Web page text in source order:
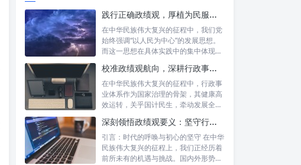
践行正确政绩观，厚植为民服务根基：迈向高质量发展的根本遵循
在中华民族伟大复兴的征程中，我们党
始终强调“以人民为中心”的发展思想。
而这一思想在具体实践中的集中体现，
校准政绩观航向，深耕行政事业本职：新时代高质量发展的双重 imperative
在中华民族伟大复兴的征程中，行政事
业体系作为国家治理的骨架，其健康高
效运转，关乎国计民生，牵动发展全
深刻领悟政绩观要义：坚守行政事业初心，绘就为民服务新篇章
引言：时代的呼唤与初心的坚守 在中华
民族伟大复兴的征程上，我们正经历着
前所未有的机遇与挑战。国内外形势复